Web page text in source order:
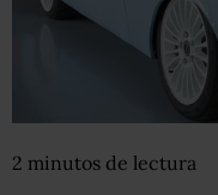
2 minutos de lectura